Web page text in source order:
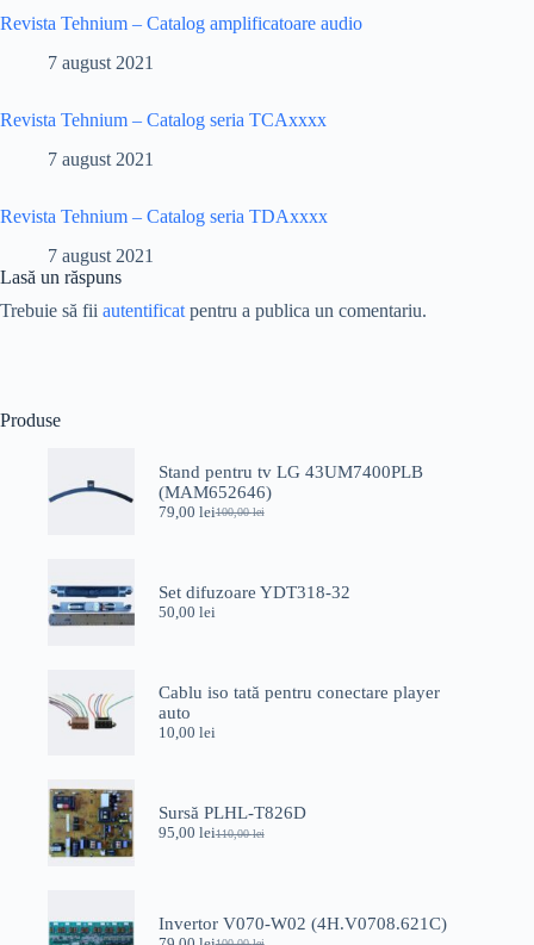
Revista Tehnium – Catalog amplificatoare audio
7 august 2021
Revista Tehnium – Catalog seria TCAxxxx
7 august 2021
Revista Tehnium – Catalog seria TDAxxxx
7 august 2021
Lasă un răspuns
Trebuie să fii autentificat pentru a publica un comentariu.
Produse
Stand pentru tv LG 43UM7400PLB
(MAM652646)
100,00lei
Prețul
100,00 lei.
79,00 leiPrețul
Set difuzoare YDT318-32
50,00 lei
Cablu iso tată pentru conectare player
auto
10,00 lei
Sursă PLHL-T826D
110,00lei
Prețul
110,00 lei.
95,00 leiPrețul
Invertor V070-W02 (4H.V0708.621C)